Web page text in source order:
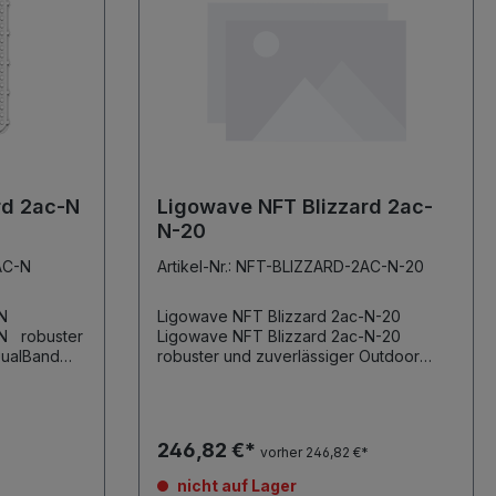
2ac-N
N
Ligowave NFT Blizzard 2ac-
N-20
Artikel-Nr.: NFT-BLIZZARD-2AC-N-20
Ligowave NFT Blizzard 2ac-N-20
Ligowave NFT Blizzard 2ac-N-20
robuster und zuverlässiger Outdoor
Betriebsmodus: Access Point oder CPE
1.167 Gbps aggregierte Datenrate 2.4/
246,82 €*vorher 246,82 €*
nicht auf Lager